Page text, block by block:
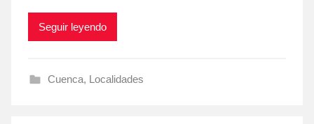
Seguir leyendo
Cuenca, Localidades